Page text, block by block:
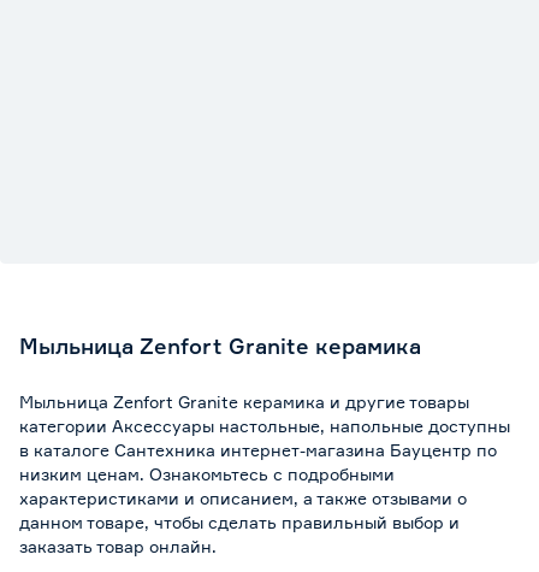
Мыльница Zenfort Granite керамика
Мыльница Zenfort Granite керамика и другие товары
категории Аксессуары настольные, напольные доступны
в каталоге Сантехника интернет-магазина Бауцентр по
низким ценам. Ознакомьтесь с подробными
характеристиками и описанием, а также отзывами о
данном товаре, чтобы сделать правильный выбор и
заказать товар онлайн.